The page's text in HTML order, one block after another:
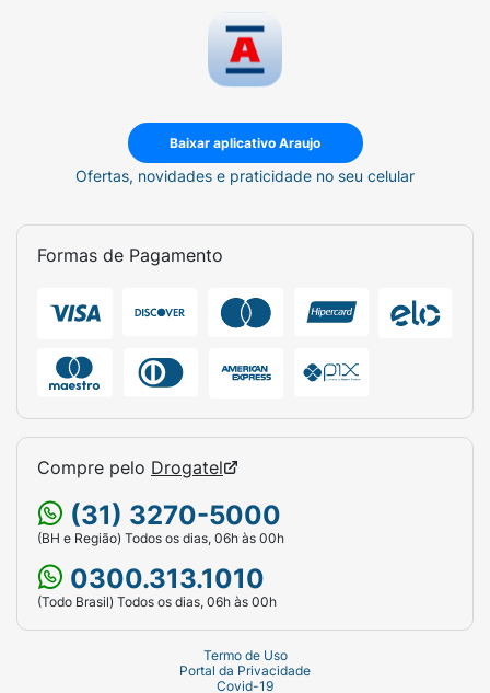
Baixar aplicativo Araujo
Ofertas, novidades e praticidade no seu celular
Formas de Pagamento
Compre pelo Drogatel
(31) 3270-5000
(BH e Região) Todos os dias, 06h às 00h
0300.313.1010
(Todo Brasil) Todos os dias, 06h às 00h
Termo de Uso
Portal da Privacidade
Covid-19